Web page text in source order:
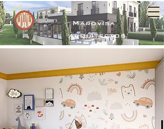
Marovisa
arquitectos